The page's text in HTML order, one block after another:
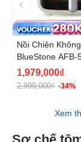
Nồi Chiên
BlueStone AFB-
1800W
1,979,000₫
2,999,000₫ -34%
Xem